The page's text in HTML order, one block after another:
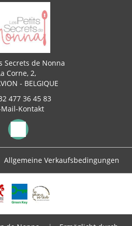
Secrets de Nonna
Corne, 2,
- BELGIQUE
477 36 45 83
Mail-Kontakt
Allgemeine Verkaufsbedingungen